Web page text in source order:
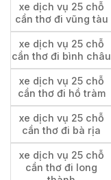
xe dịch vụ 25 chỗ
cần thơ đi vũng tàu
xe dịch vụ 25 chỗ
cần thơ đi bình châu
xe dịch vụ 25 chỗ
cần thơ đi hồ tràm
xe dịch vụ 25 chỗ
cần thơ đi bà rịa
xe dịch vụ 25 chỗ
cần thơ đi long